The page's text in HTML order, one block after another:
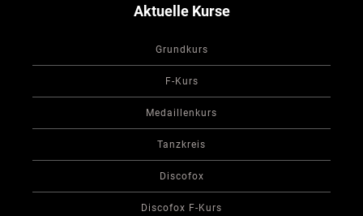
Aktuelle Kurse
Grundkurs
F-Kurs
Medaillenkurs
Tanzkreis
Discofox
Discofox F-Kurs